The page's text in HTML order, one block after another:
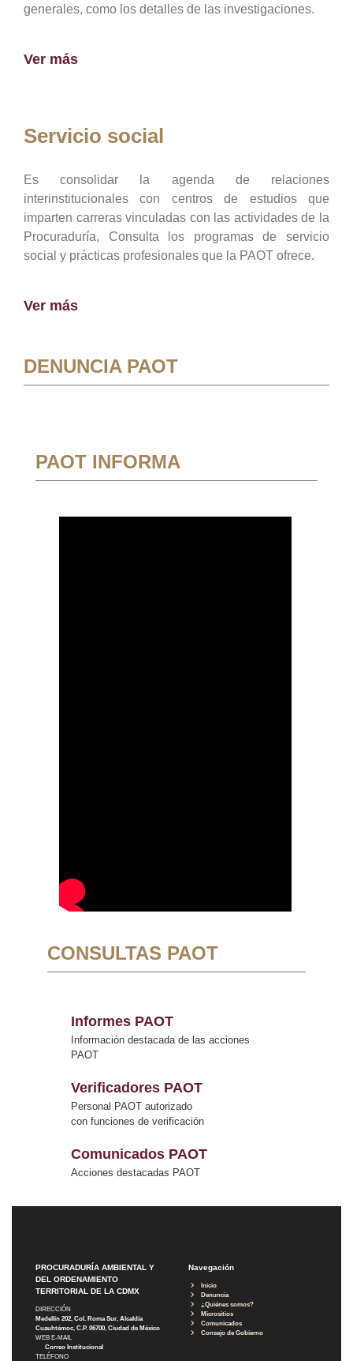
generales, como los detalles de las investigaciones.
Ver más
Servicio social
Es consolidar la agenda de relaciones
interinstitucionales con centros de estudios que
imparten carreras vinculadas con las actividades de la
Procuraduría, Consulta los programas de servicio
social y prácticas profesionales que la PAOT ofrece.
Ver más
DENUNCIA PAOT
PAOT INFORMA
CONSULTAS PAOT
Informes PAOT
Información destacada de las acciones
PAOT
Verificadores PAOT
Personal PAOT autorizado
con funciones de verificación
Comunicados PAOT
Acciones destacadas PAOT
PROCURADURÍA AMBIENTAL Y
DEL ORDENAMIENTO
TERRITORIAL DE LA CDMX
DIRECCIÓN
Medellín 202, Col. Roma Sur, Alcaldía
Cuauhtémoc, C.P. 06700, Ciudad de México
WEB E-MAIL
Correo Institucional
TELÉFONO
Navegación
Inicio
Denuncia
¿Quiénes somos?
Micrositios
Comunicados
Consejo de Gobierno